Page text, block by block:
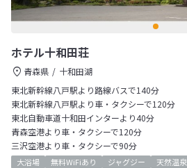
ホテル十和田荘
青森県
十和田湖
東北新幹線八戸駅より路線バスで140分
東北新幹線八戸駅より車・タクシーで120分
東北自動車道十和田インターより40分
青森空港より車・タクシーで120分
三沢空港より車・タクシーで90分
大浴場 無料WiFiあり ジャグジー 天然温泉